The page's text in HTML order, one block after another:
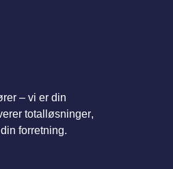
– vi er din
totalløsninger,
forretning.